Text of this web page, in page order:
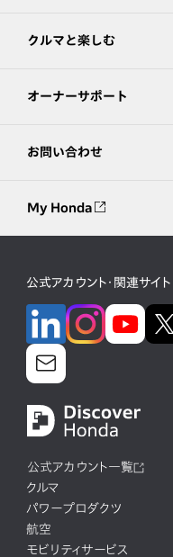
クルマと楽しむ
オーナーサポート
お問い合わせ
My Honda
公式アカウント・関連サイト
公式アカウント一覧
クルマ
パワープロダクツ
航空
モビリティサービス